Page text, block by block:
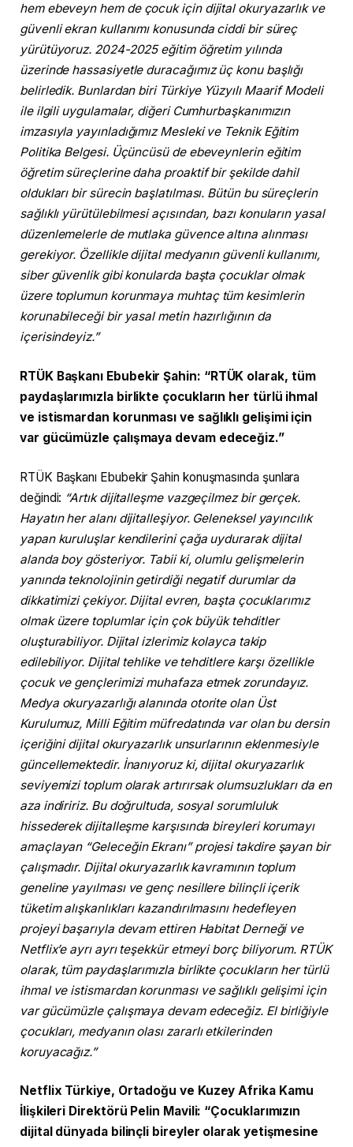
hem ebeveyn hem de çocuk için dijital okuryazarlık ve
güvenli ekran kullanımı konusunda ciddi bir süreç
yürütüyoruz. 2024-2025 eğitim öğretim yılında
üzerinde hassasiyetle duracağımız üç konu başlığı
belirledik. Bunlardan biri Türkiye Yüzyılı Maarif Modeli
ile ilgili uygulamalar, diğeri Cumhurbaşkanımızın
imzasıyla yayınladığımız Mesleki ve Teknik Eğitim
Politika Belgesi. Üçüncüsü de ebeveynlerin eğitim
öğretim süreçlerine daha proaktif bir şekilde dahil
oldukları bir sürecin başlatılması. Bütün bu süreçlerin
sağlıklı yürütülebilmesi açısından, bazı konuların yasal
düzenlemelerle de mutlaka güvence altına alınması
gerekiyor. Özellikle dijital medyanın güvenli kullanımı,
siber güvenlik gibi konularda başta çocuklar olmak
üzere toplumun korunmaya muhtaç tüm kesimlerin
korunabileceği bir yasal metin hazırlığının da
içerisindeyiz.”
RTÜK Başkanı Ebubekir Şahin: “RTÜK olarak, tüm
paydaşlarımızla birlikte çocukların her türlü ihmal
ve istismardan korunması ve sağlıklı gelişimi için
var gücümüzle çalışmaya devam edeceğiz.”
RTÜK Başkanı Ebubekir Şahin konuşmasında şunlara
değindi: “Artık dijitalleşme vazgeçilmez bir gerçek.
Hayatın her alanı dijitalleşiyor. Geleneksel yayıncılık
yapan kuruluşlar kendilerini çağa uydurarak dijital
alanda boy gösteriyor. Tabii ki, olumlu gelişmelerin
yanında teknolojinin getirdiği negatif durumlar da
dikkatimizi çekiyor. Dijital evren, başta çocuklarımız
olmak üzere toplumlar için çok büyük tehditler
oluşturabiliyor. Dijital izlerimiz kolayca takip
edilebiliyor. Dijital tehlike ve tehditlere karşı özellikle
çocuk ve gençlerimizi muhafaza etmek zorundayız.
Medya okuryazarlığı alanında otorite olan Üst
Kurulumuz, Milli Eğitim müfredatında var olan bu dersin
içeriğini dijital okuryazarlık unsurlarının eklenmesiyle
güncellemektedir. İnanıyoruz ki, dijital okuryazarlık
seviyemizi toplum olarak artırırsak olumsuzlukları da en
aza indiririz. Bu doğrultuda, sosyal sorumluluk
hissederek dijitalleşme karşısında bireyleri korumayı
amaçlayan “Geleceğin Ekranı” projesi takdire şayan bir
çalışmadır. Dijital okuryazarlık kavramının toplum
geneline yayılması ve genç nesillere bilinçli içerik
tüketim alışkanlıkları kazandırılmasını hedefleyen
projeyi başarıyla devam ettiren Habitat Derneği ve
Netflix’e ayrı ayrı teşekkür etmeyi borç biliyorum. RTÜK
olarak, tüm paydaşlarımızla birlikte çocukların her türlü
ihmal ve istismardan korunması ve sağlıklı gelişimi için
var gücümüzle çalışmaya devam edeceğiz. El birliğiyle
çocukları, medyanın olası zararlı etkilerinden
koruyacağız.”
Netflix Türkiye, Ortadoğu ve Kuzey Afrika Kamu
İlişkileri Direktörü Pelin Mavili: “Çocuklarımızın
dijital dünyada bilinçli bireyler olarak yetişmesine